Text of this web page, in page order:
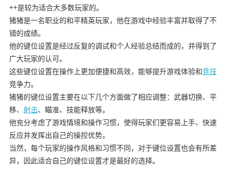
++是较为适合大多数玩家的。
猪猪是一名职业的和平精英玩家，他在游戏中经验丰富并取得了不
错的成绩。
他的键位设置是经过反复的调试和个人经验总结而成的，并得到了
广大玩家的认可。
这些键位设置在操作上更加便捷和高效，能够提升游戏体验和竞技
竞争力。
猪猪的键位设置主要在以下几个方面做了相应调整：武器切换、平
移、 射击、瞄准、技能释放等。
他充分考虑了游戏情境和操作习惯，使得玩家们更容易上手、快速
反应并发挥出自己的操控优势。
当然，每个玩家的操作风格和习惯不同，对于键位设置也会有所差
异，因此适合自己的键位设置才是最好的选择。